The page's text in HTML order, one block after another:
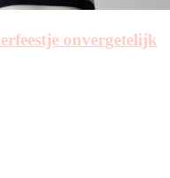
onvergetelijk